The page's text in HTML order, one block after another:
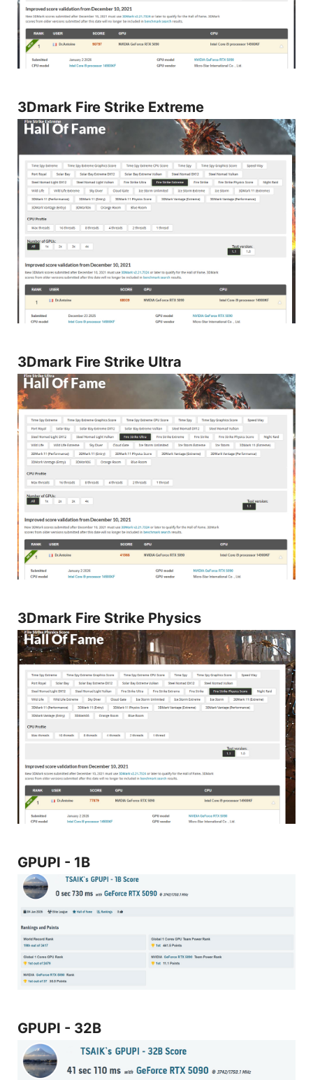
3Dmark Fire Strike Extreme
3Dmark Fire Strike Ultra
3Dmark Fire Strike Physics
GPUPI - 1B
GPUPI - 32B